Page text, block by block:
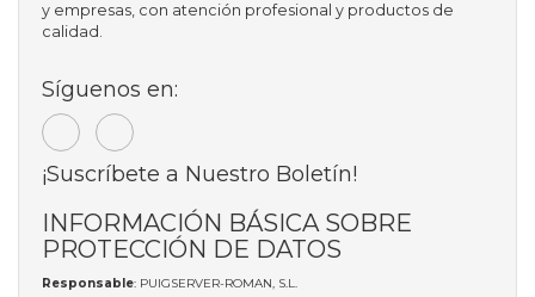
y empresas, con atención profesional y productos de
calidad.
Síguenos en:
¡Suscríbete a Nuestro Boletín!
INFORMACIÓN BÁSICA SOBRE
PROTECCIÓN DE DATOS
Responsable: PUIGSERVER-ROMAN, S.L.